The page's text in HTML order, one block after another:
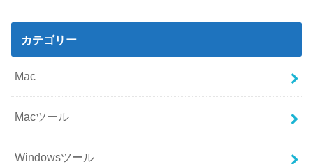
カテゴリー
Mac
Macツール
Windowsツール